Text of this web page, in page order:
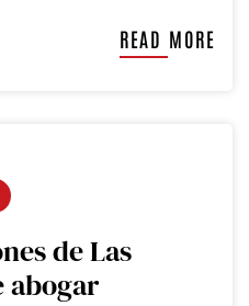
READ MORE
de Las
abogar